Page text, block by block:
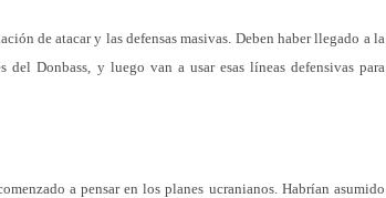
de atacar y las defensas masivas. Deben haber llegado a la
del Donbass, y luego van a usar esas líneas defensivas para
a pensar en los planes ucranianos. Habrían asumido